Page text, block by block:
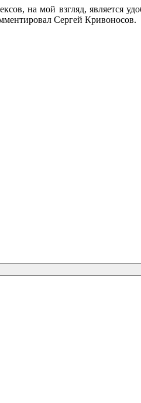
на мой взгляд, является
Сергей Кривоносов.